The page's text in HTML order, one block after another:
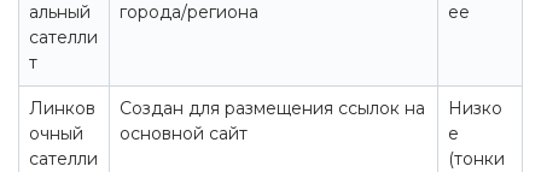
альный
сателли
т
города/региона
ее
Линков
очный
сателли
Создан для размещения ссылок на
основной сайт
Низко
е
(тонки